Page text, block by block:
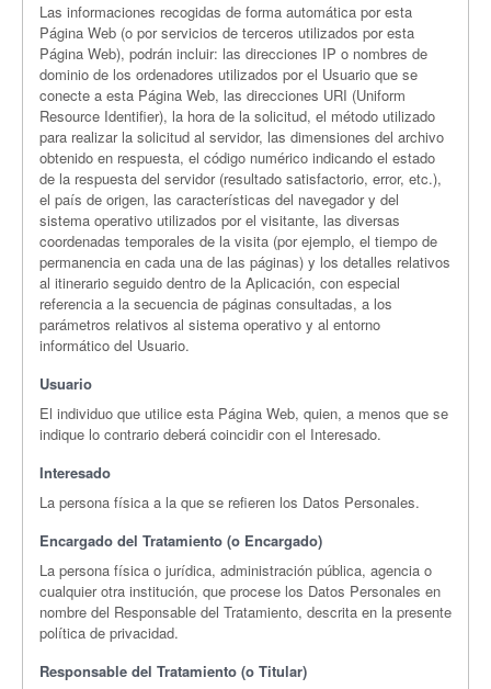
Las informaciones recogidas de forma automática por esta
Página Web (o por servicios de terceros utilizados por esta
Página Web), podrán incluir: las direcciones IP o nombres de
dominio de los ordenadores utilizados por el Usuario que se
conecte a esta Página Web, las direcciones URI (Uniform
Resource Identifier), la hora de la solicitud, el método utilizado
para realizar la solicitud al servidor, las dimensiones del archivo
obtenido en respuesta, el código numérico indicando el estado
de la respuesta del servidor (resultado satisfactorio, error, etc.),
el país de origen, las características del navegador y del
sistema operativo utilizados por el visitante, las diversas
coordenadas temporales de la visita (por ejemplo, el tiempo de
permanencia en cada una de las páginas) y los detalles relativos
al itinerario seguido dentro de la Aplicación, con especial
referencia a la secuencia de páginas consultadas, a los
parámetros relativos al sistema operativo y al entorno
informático del Usuario.
Usuario
El individuo que utilice esta Página Web, quien, a menos que se
indique lo contrario deberá coincidir con el Interesado.
Interesado
La persona física a la que se refieren los Datos Personales.
Encargado del Tratamiento (o Encargado)
La persona física o jurídica, administración pública, agencia o
cualquier otra institución, que procese los Datos Personales en
nombre del Responsable del Tratamiento, descrita en la presente
política de privacidad.
Responsable del Tratamiento (o Titular)